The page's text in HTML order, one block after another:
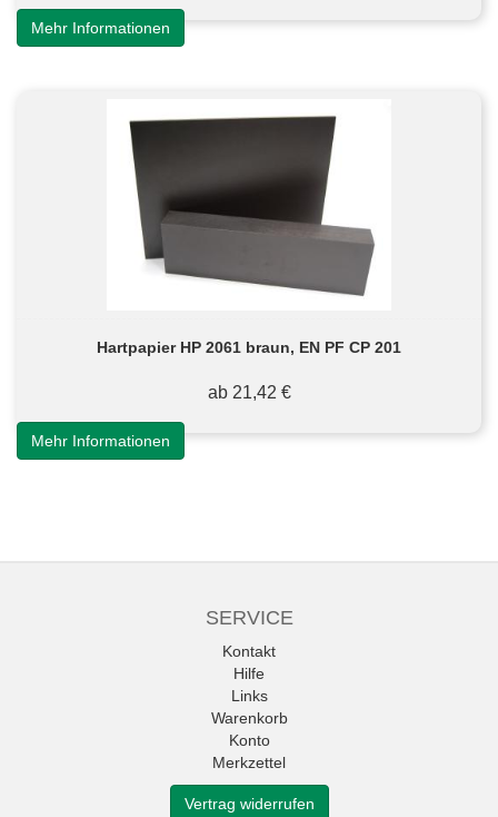
Mehr Informationen
Hartpapier HP 2061 braun, EN PF CP 201
ab 21,42 €
Mehr Informationen
SERVICE
Kontakt
Hilfe
Links
Warenkorb
Konto
Merkzettel
Vertrag widerrufen